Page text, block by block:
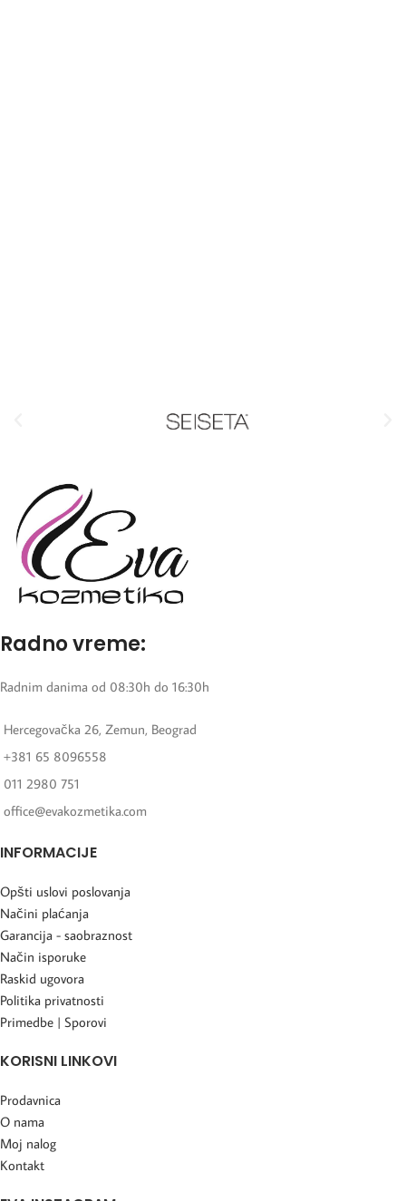
Radno vreme:
Radnim danima od 08:30h do 16:30h
Hercegovačka 26, Zemun, Beograd
+381 65 8096558
011 2980 751
office@evakozmetika.com
INFORMACIJE
Opšti uslovi poslovanja
Načini plaćanja
Garancija - saobraznost
Način isporuke
Raskid ugovora
Politika privatnosti
Primedbe | Sporovi
KORISNI LINKOVI
Prodavnica
O nama
Moj nalog
Kontakt